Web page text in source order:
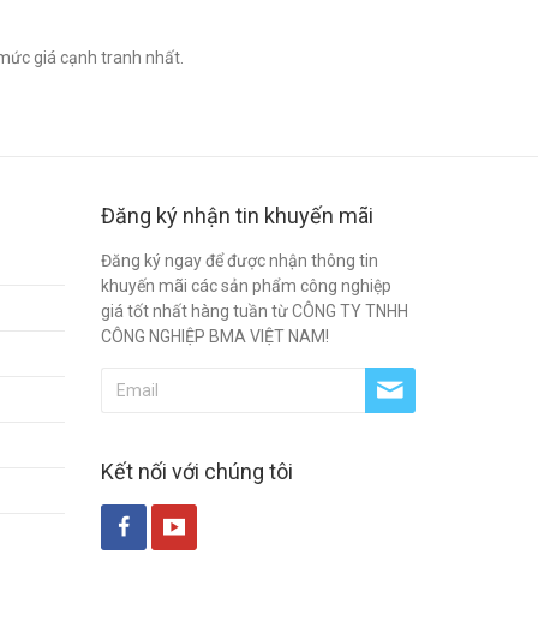
giá cạnh tranh nhất.
Đăng ký nhận tin khuyến mãi
Đăng ký ngay để được nhận thông tin
khuyến mãi các sản phẩm công nghiệp
giá tốt nhất hàng tuần từ CÔNG TY TNHH
CÔNG NGHIỆP BMA VIỆT NAM!
Kết nối với chúng tôi